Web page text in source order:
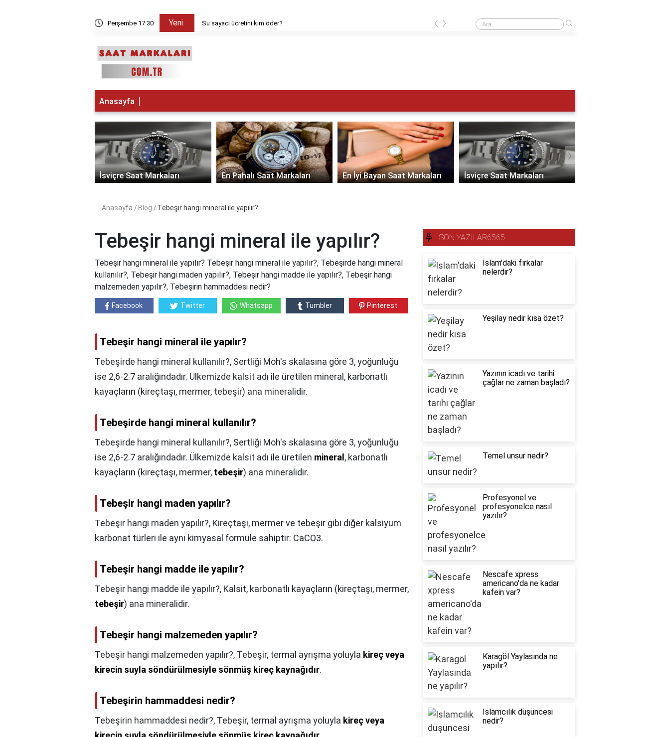
Perşembe 17:30 Yeni Su sayacı ücretini kim öder? UTC 0 Türkiye saat kaç?
‹ ›
Anasayfa
İsviçre Saat Markaları En Pahalı Saat Markaları En İyi Bayan Saat Markaları İsviçre Saat Markaları
‹ ›
Anasayfa Blog Tebeşir hangi mineral ile yapılır?
Tebeşir hangi mineral ile yapılır?
Tebeşir hangi mineral ile yapılır? Tebeşir hangi mineral ile yapılır?, Tebeşirde hangi mineral
kullanılır?, Tebeşir hangi maden yapılır?, Tebeşir hangi madde ile yapılır?, Tebeşir hangi
malzemeden yapılır?, Tebeşirin hammaddesi nedir?
Facebook Twitter Whatsapp Tumbler Pinterest
Tebeşir hangi mineral ile yapılır?
Tebeşirde hangi mineral kullanılır?, Sertliği Moh's skalasına göre 3, yoğunluğu
ise 2,6-2.7 aralığındadır. Ülkemizde kalsit adı ile üretilen mineral, karbonatlı
kayaçların (kireçtaşı, mermer, tebeşir) ana mineralidir.
Tebeşirde hangi mineral kullanılır?
Tebeşirde hangi mineral kullanılır?, Sertliği Moh's skalasına göre 3, yoğunluğu
ise 2,6-2.7 aralığındadır. Ülkemizde kalsit adı ile üretilen mineral , karbonatlı
kayaçların (kireçtaşı, mermer, tebeşir) ana mineralidir.
Tebeşir hangi maden yapılır?
Tebeşir hangi maden yapılır?, Kireçtaşı, mermer ve tebeşir gibi diğer kalsiyum
karbonat türleri ile aynı kimyasal formüle sahiptir: CaCO3.
Tebeşir hangi madde ile yapılır?
Tebeşir hangi madde ile yapılır?, Kalsit, karbonatlı kayaçların (kireçtaşı, mermer,
tebeşir) ana mineralidir.
Tebeşir hangi malzemeden yapılır?
Tebeşir hangi malzemeden yapılır?, Tebeşir, termal ayrışma yoluyla kireç veya
kirecin suyla söndürülmesiyle sönmüş kireç kaynağıdır.
Tebeşirin hammaddesi nedir?
Tebeşirin hammaddesi nedir?, Tebeşir, termal ayrışma yoluyla kireç veya
SON YAZILAR6565
İslam'daki fırkalar
nelerdir?
Yeşilay nedir kısa özet?
Yazının icadı ve tarihi
çağlar ne zaman başladı?
Temel unsur nedir?
Profesyonel ve
profesyonelce nasıl
yazılır?
Nescafe xpress
americano'da ne kadar
kafein var?
Karagöl Yaylasında ne
yapılır?
Islamcılık düşüncesi
nedir?